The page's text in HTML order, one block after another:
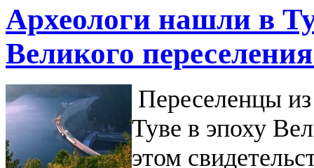
Археологи нашли в
Великого
Переселенцы
Туве в эпоху
этом